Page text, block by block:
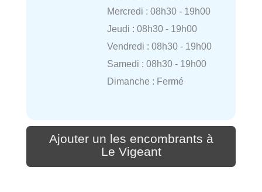
Mercredi : 08h30 - 19h00
Jeudi : 08h30 - 19h00
Vendredi : 08h30 - 19h00
Samedi : 08h30 - 19h00
Dimanche : Fermé
Ajouter un les encombrants à
Le Vigeant